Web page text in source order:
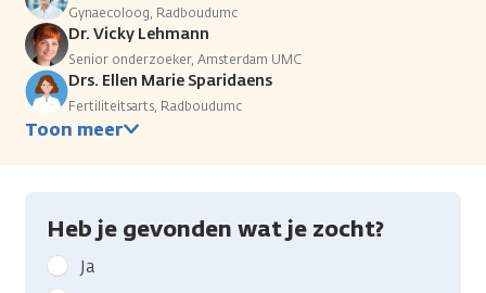
Gynaecoloog, Radboudumc
Dr. Vicky Lehmann
Senior onderzoeker, Amsterdam UMC
Drs. Ellen Marie Sparidaens
Fertiliteitsarts, Radboudumc
Toon meer
Heb je gevonden wat je zocht?
Geef
kanker.nl
Ja